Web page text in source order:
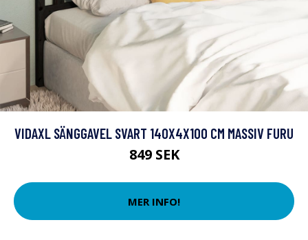
VIDAXL SÄNGGAVEL SVART 140X4X100 CM MASSIV FURU
849 SEK
MER INFO!